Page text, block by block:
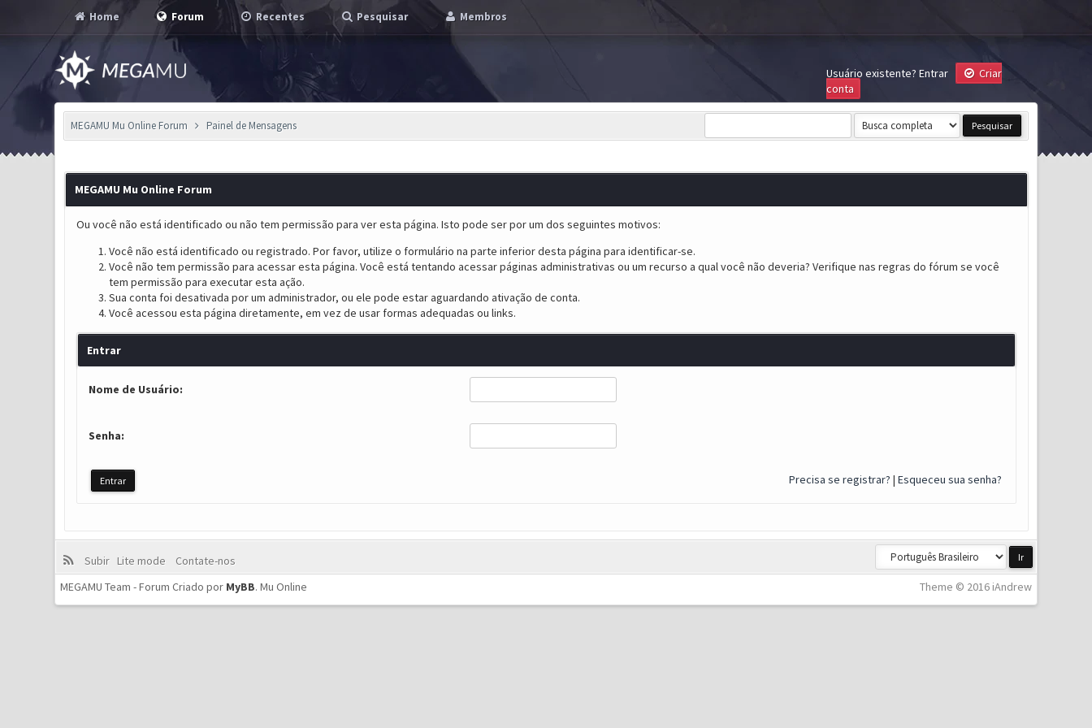
Home Forum Recentes Pesquisar Membros
Usuário existente? Entrar
Criar
conta
MEGAMU Mu Online Forum Painel de Mensagens
MEGAMU Mu Online Forum
Ou você não está identificado ou não tem permissão para ver esta página. Isto pode ser por um dos seguintes motivos:
Você não está identificado ou registrado. Por favor, utilize o formulário na parte inferior desta página para identificar-se.
Você não tem permissão para acessar esta página. Você está tentando acessar páginas administrativas ou um recurso a qual você não deveria? Verifique nas regras do fórum se você
tem permissão para executar esta ação.
Sua conta foi desativada por um administrador, ou ele pode estar aguardando ativação de conta.
Você acessou esta página diretamente, em vez de usar formas adequadas ou links.
Entrar
Nome de Usuário:
Senha:
Precisa se registrar? | Esqueceu sua senha?
Subir Lite mode
Contate-nos
Theme © 2016 iAndrew
MEGAMU Team - Forum Criado por MyBB.Mu Online